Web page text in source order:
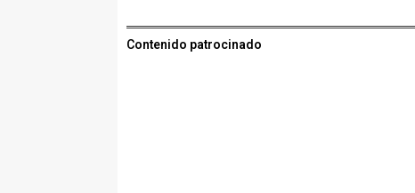
Contenido patrocinado